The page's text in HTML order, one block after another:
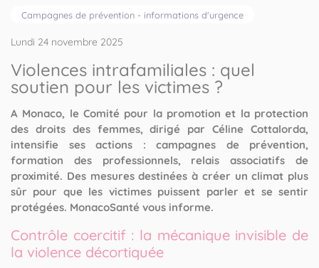
Campagnes de prévention - informations d'urgence
Lundi 24 novembre 2025
Violences intrafamiliales : quel
soutien pour les victimes ?
A Monaco, le Comité pour la promotion et la protection
des droits des femmes, dirigé par Céline Cottalorda,
intensifie ses actions : campagnes de prévention,
formation des professionnels, relais associatifs de
proximité. Des mesures destinées à créer un climat plus
sûr pour que les victimes puissent parler et se sentir
protégées. MonacoSanté vous informe.
Contrôle coercitif : la mécanique invisible de
la violence décortiquée